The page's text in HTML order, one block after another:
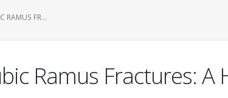
RAMUS FR...
Ramus Fractures: A